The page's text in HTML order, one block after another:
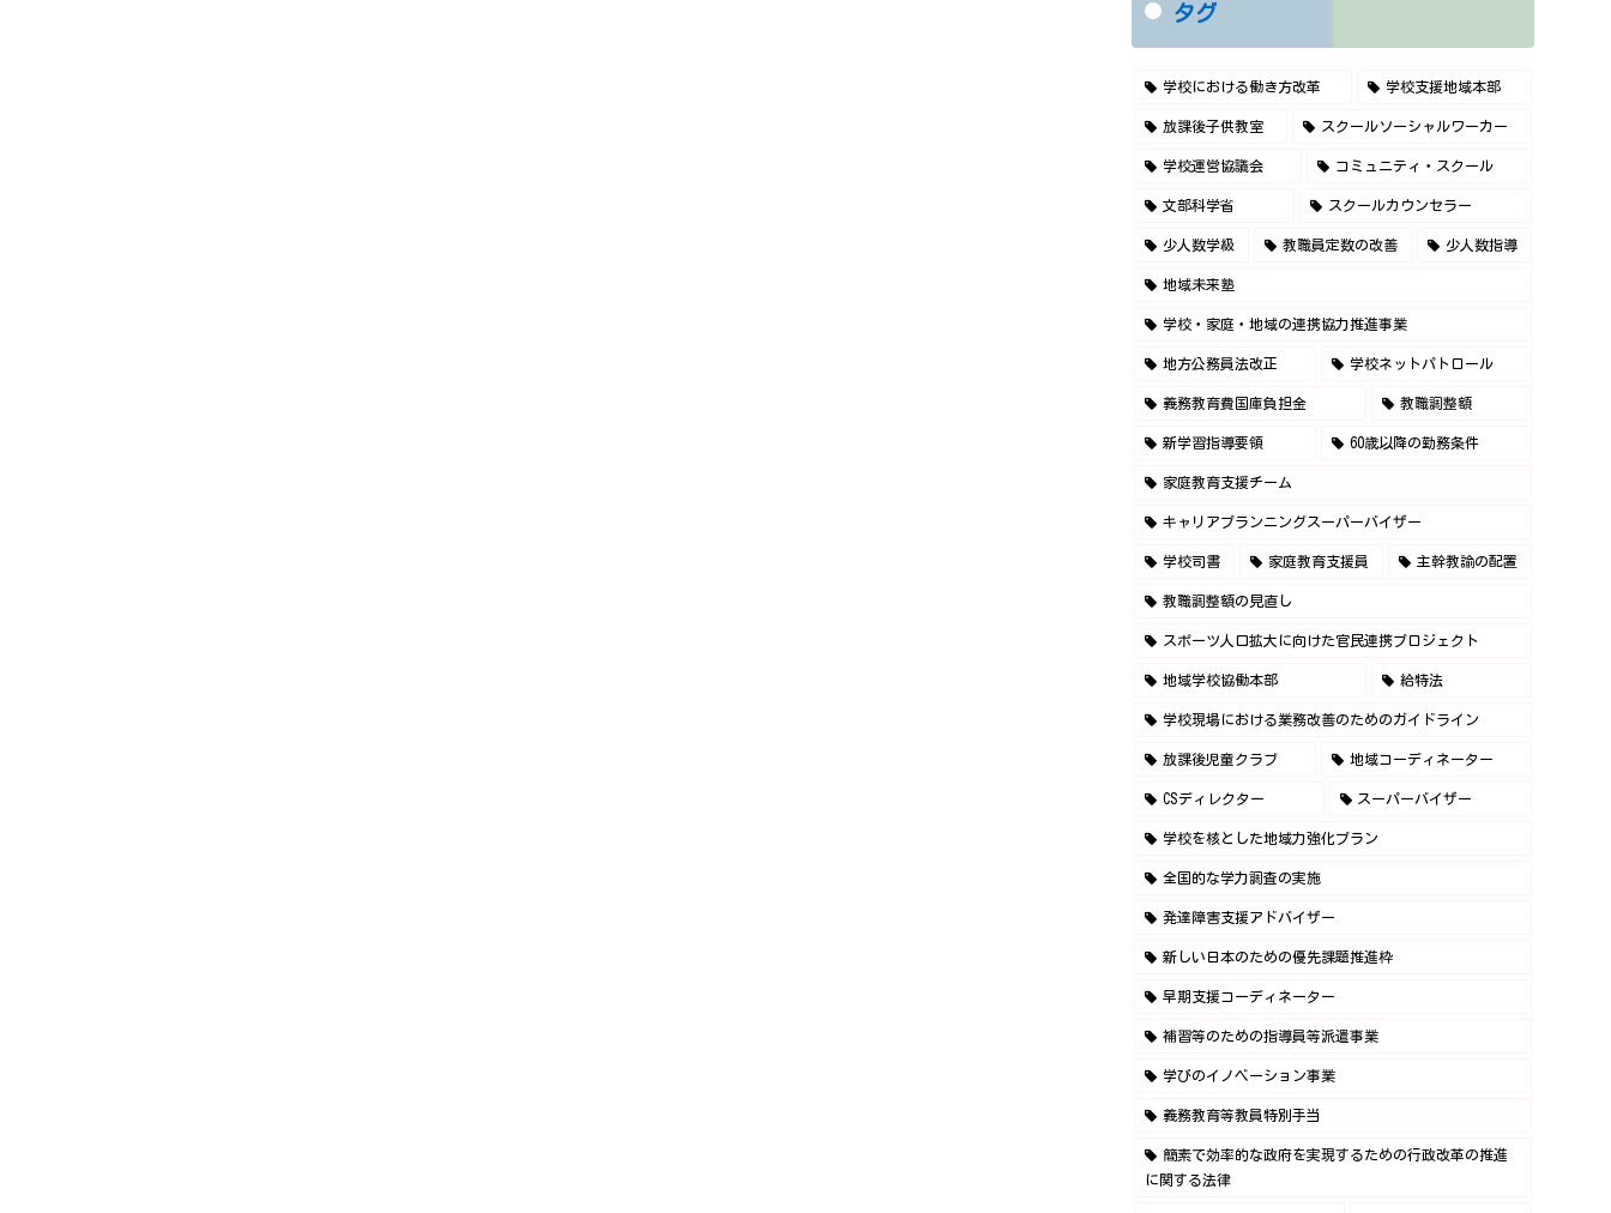
タグ
学校における働き方改革 学校支援地域本部
放課後子供教室 スクールソーシャルワーカー
学校運営協議会 コミュニティ・スクール
文部科学省 スクールカウンセラー
少人数学級 教職員定数の改善 少人数指導
地域未来塾
学校・家庭・地域の連携協力推進事業
地方公務員法改正 学校ネットパトロール
義務教育費国庫負担金 教職調整額
新学習指導要領 60歳以降の勤務条件
家庭教育支援チーム
キャリアプランニングスーパーバイザー
学校司書 家庭教育支援員 主幹教諭の配置
教職調整額の見直し
スポーツ人口拡大に向けた官民連携プロジェクト
地域学校協働本部 給特法
学校現場における業務改善のためのガイドライン
放課後児童クラブ 地域コーディネーター
CSディレクター スーパーバイザー
学校を核とした地域力強化プラン
全国的な学力調査の実施
発達障害支援アドバイザー
新しい日本のための優先課題推進枠
早期支援コーディネーター
補習等のための指導員等派遣事業
学びのイノベーション事業
義務教育等教員特別手当
簡素で効率的な政府を実現するための行政改革の推進
に関する法律